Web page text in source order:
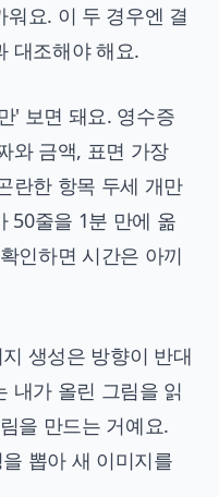
워요. 이 두 경우엔 결
대조해야 해요.
' 보면 돼요. 영수증
와 금액, 표면 가장
란한 항목 두세 개만
50줄을 1분 만에 옮
인하면 시간은 아끼
생성은 방향이 반대
내가 올린 그림을 읽
을 만드는 거예요.
뽑아 새 이미지를